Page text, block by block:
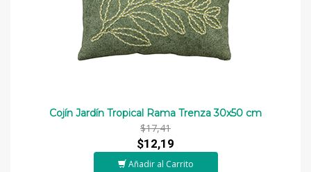
Cojín Jardín Tropical Rama Trenza 30x50 cm
$17,41
$12,19
Añadir al Carrito